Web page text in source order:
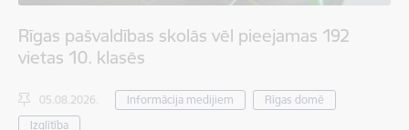
Rīgas pašvaldības skolās vēl pieejamas 192
vietas 10. klasēs
05.08.2026. Informācija medijiem
Rīgas domē
Izglītība